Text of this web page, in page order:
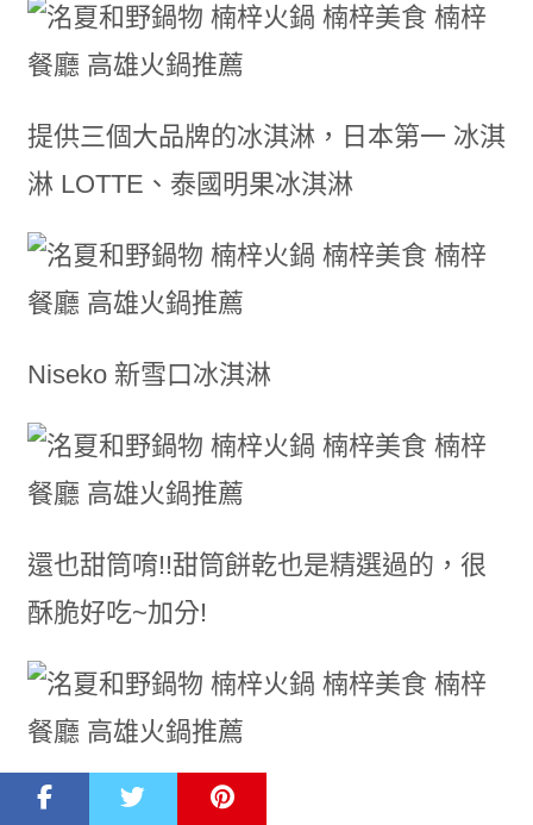
提供三個大品牌的冰淇淋，日本第一 冰淇
淋 LOTTE、泰國明果冰淇淋
Niseko 新雪口冰淇淋
還也甜筒唷!!甜筒餅乾也是精選過的，很
酥脆好吃~加分!
飯後秒殺吃完的甜筒冰淇淋